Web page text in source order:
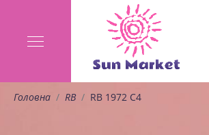
Головна RB RB 1972 C4